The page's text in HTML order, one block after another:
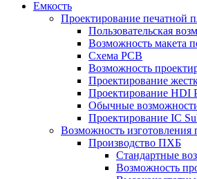
Емкость
Проектирование печатной
Пользовательская
Возможность макета
Схема PCB
Возможность
Проектирование
Проектирование HDI
Обычные
Проектирование IC
Возможность изготовления
Производство ПХБ
Стандартные
Возможность